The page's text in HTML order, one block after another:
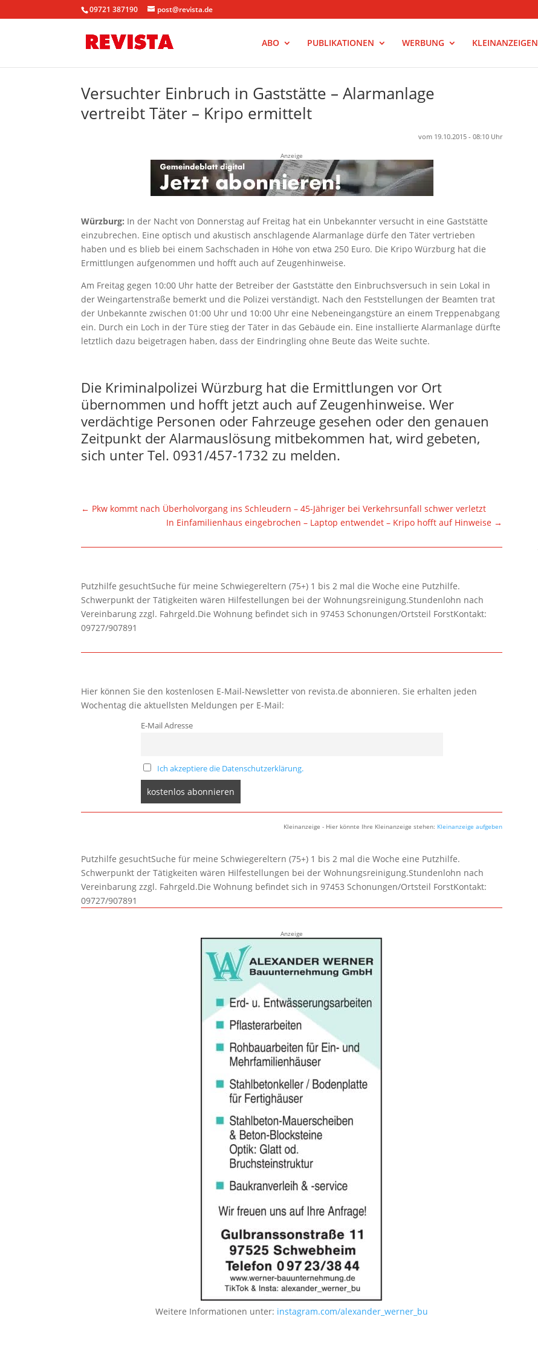
09721 387190 post@revista.de
ABO PUBLIKATIONEN WERBUNG KLEINANZEIGEN
Versuchter Einbruch in Gaststätte – Alarmanlage
vertreibt Täter – Kripo ermittelt
vom 19.10.2015 - 08:10 Uhr
Anzeige
Würzburg: In der Nacht von Donnerstag auf Freitag hat ein Unbekannter versucht in eine Gaststätte
einzubrechen. Eine optisch und akustisch anschlagende Alarmanlage dürfe den Täter vertrieben
haben und es blieb bei einem Sachschaden in Höhe von etwa 250 Euro. Die Kripo Würzburg hat die
Ermittlungen aufgenommen und hofft auch auf Zeugenhinweise.
Am Freitag gegen 10:00 Uhr hatte der Betreiber der Gaststätte den Einbruchsversuch in sein Lokal in
der Weingartenstraße bemerkt und die Polizei verständigt. Nach den Feststellungen der Beamten trat
der Unbekannte zwischen 01:00 Uhr und 10:00 Uhr eine Nebeneingangstüre an einem Treppenabgang
ein. Durch ein Loch in der Türe stieg der Täter in das Gebäude ein. Eine installierte Alarmanlage dürfte
letztlich dazu beigetragen haben, dass der Eindringling ohne Beute das Weite suchte.
Die Kriminalpolizei Würzburg hat die Ermittlungen vor Ort
übernommen und hofft jetzt auch auf Zeugenhinweise. Wer
verdächtige Personen oder Fahrzeuge gesehen oder den genauen
Zeitpunkt der Alarmauslösung mitbekommen hat, wird gebeten,
sich unter Tel. 0931/457-1732 zu melden.
← Pkw kommt nach Überholvorgang ins Schleudern – 45-Jähriger bei Verkehrsunfall schwer verletzt
In Einfamilienhaus eingebrochen – Laptop entwendet – Kripo hofft auf Hinweise →
Putzhilfe gesuchtSuche für meine Schwiegereltern (75+) 1 bis 2 mal die Woche eine Putzhilfe.
Schwerpunkt der Tätigkeiten wären Hilfestellungen bei der Wohnungsreinigung.Stundenlohn nach
Vereinbarung zzgl. Fahrgeld.Die Wohnung befindet sich in 97453 Schonungen/Ortsteil ForstKontakt:
09727/907891
Hier können Sie den kostenlosen E-Mail-Newsletter von revista.de abonnieren. Sie erhalten jeden
Wochentag die aktuellsten Meldungen per E-Mail:
E-Mail Adresse
Ich akzeptiere die Datenschutzerklärung.
Kleinanzeige - Hier könnte Ihre Kleinanzeige stehen: Kleinanzeige aufgeben
Putzhilfe gesuchtSuche für meine Schwiegereltern (75+) 1 bis 2 mal die Woche eine Putzhilfe.
Schwerpunkt der Tätigkeiten wären Hilfestellungen bei der Wohnungsreinigung.Stundenlohn nach
Vereinbarung zzgl. Fahrgeld.Die Wohnung befindet sich in 97453 Schonungen/Ortsteil ForstKontakt:
09727/907891
Anzeige
Weitere Informationen unter: instagram.com/alexander_werner_bu